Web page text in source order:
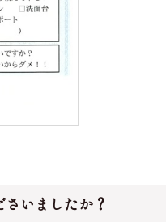
いましたか？